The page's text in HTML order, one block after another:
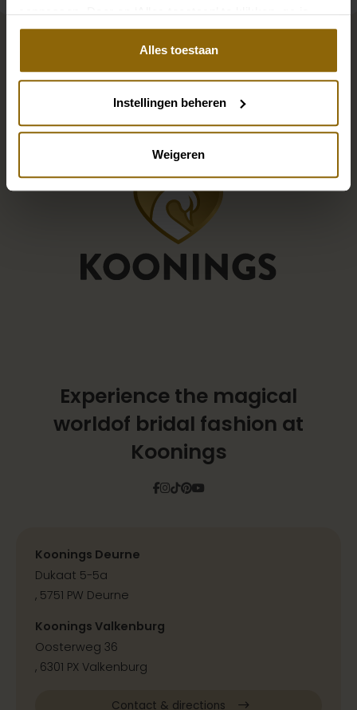
aanpassen. Door op ‘Alles toestaan’ te klikken, ga je
akkoord met het gebruik van alle cookies.
Alles toestaan
Instellingen beheren
Weigeren
Experience the magical
worldof bridal fashion at
Koonings
Facebook
Instagram
Tiktok
Pinterest
YouTube
Koonings Deurne
Dukaat 5-5a
, 5751 PW Deurne
Koonings Valkenburg
Oosterweg 36
, 6301 PX Valkenburg
Contact & directions